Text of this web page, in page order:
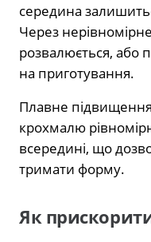
середина
Через
розвалюється, або
на приготування.
Плавне
крохмалю
всередині, що
тримати форму.
Як